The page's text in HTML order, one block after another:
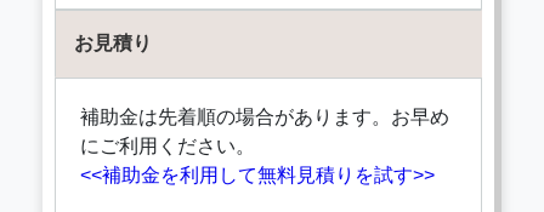
お見積り
補助金は先着順の場合があります。お早め
にご利用ください。
<<補助金を利用して無料見積りを試す>>